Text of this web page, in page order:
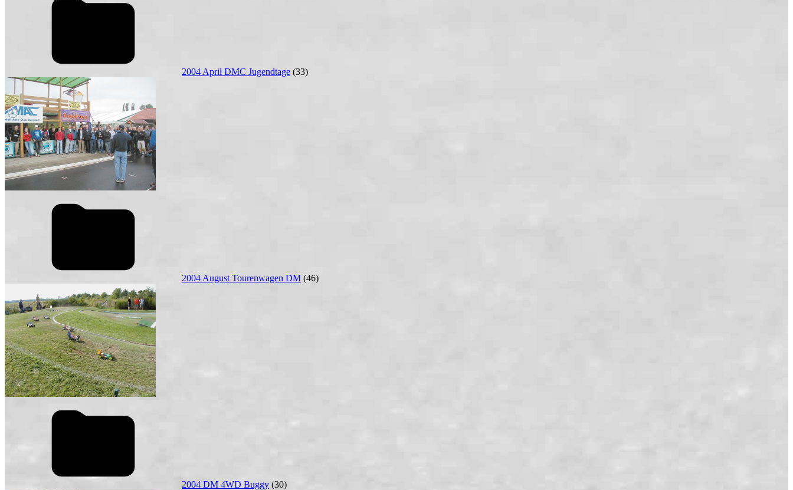
2004 April DMC Jugendtage (33)
2004 August Tourenwagen DM (46)
2004 DM 4WD Buggy (30)